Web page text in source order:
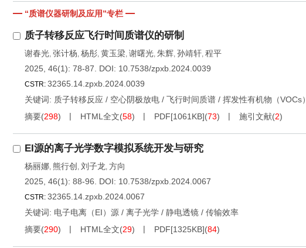
“质谱仪器研制及应用”专栏
质子转移反应飞行时间质谱仪的研制
谢春光, 张计杨, 杨彤, 黄玉梁, 谢曙光, 朱辉, 孙靖轩, 程平
2025, 46(1): 78-87.
DOI: 10.7538/zpxb.2024.0039
CSTR: 32365.14.zpxb.2024.0039
关键词: 质子转移反应 / 空心阴极放电 / 飞行时间质谱 / 挥发性有机物（VOCs）
摘要(298) HTML全文(58) PDF[1061KB](73) 施引文献(2)
EI源的离子光学数字模拟系统开发与研究
杨丽娜, 熊行创 , 刘子龙, 方向
2025, 46(1): 88-96.
DOI: 10.7538/zpxb.2024.0067
CSTR: 32365.14.zpxb.2024.0067
关键词: 电子电离（EI）源 / 离子光学 / 静电透镜 / 传输效率
摘要(290) HTML全文(29) PDF[1325KB](84)